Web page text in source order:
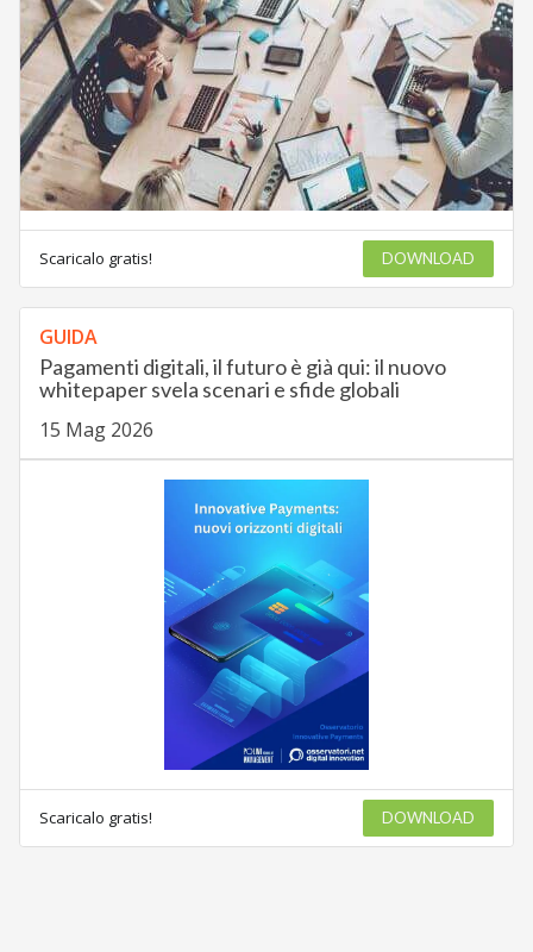
Scaricalo gratis! DOWNLOAD
GUIDA
Pagamenti digitali, il futuro è già qui: il nuovo
whitepaper svela scenari e sfide globali
15 Mag 2026
Scaricalo gratis! DOWNLOAD